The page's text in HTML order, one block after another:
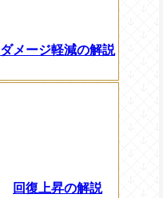
ダメージ軽減の解説
回復上昇の解説